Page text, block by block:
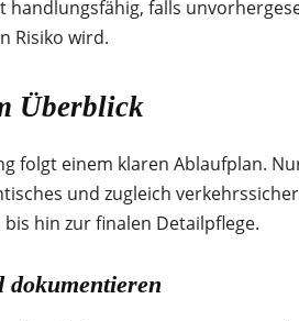
handlungsfähig, falls
Risiko wird.
Überblick
folgt einem klaren Ablaufplan.
und zugleich
hin zur finalen Detailpflege.
dokumentieren